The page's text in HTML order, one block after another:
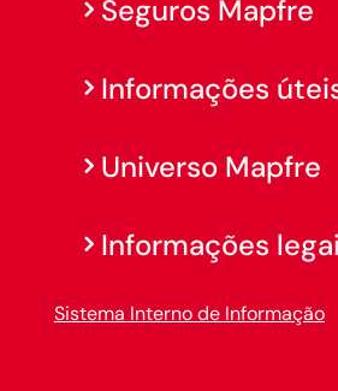
Seguros Mapfre
Informações
Universo Mapfre
Informações
Sistema Interno de Informação